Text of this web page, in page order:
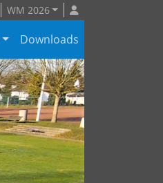
WM 2026
Downloads